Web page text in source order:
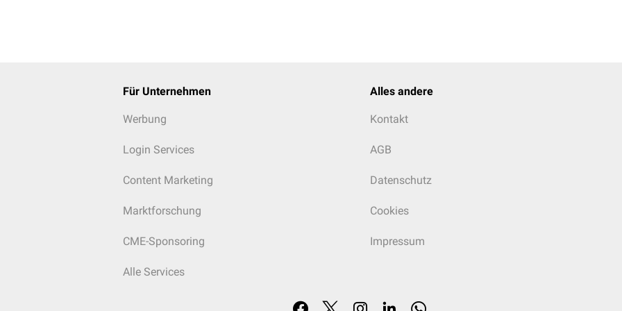
Für Unternehmen
Werbung
Login Services
Content Marketing
Marktforschung
CME-Sponsoring
Alle Services
Alles andere
Kontakt
AGB
Datenschutz
Cookies
Impressum